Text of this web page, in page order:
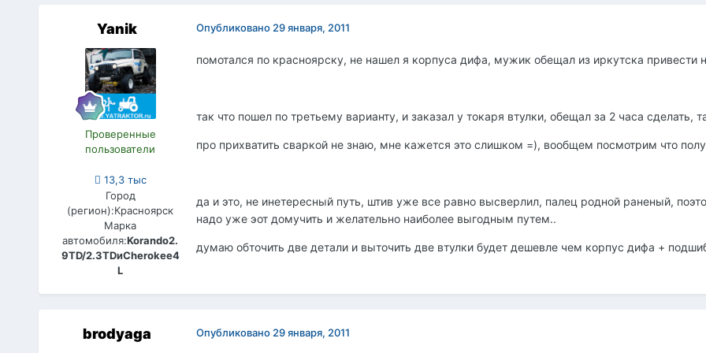
Yanik
Проверенные
пользователи
13,3 тыс
Город
(регион):Красноярск
Марка
автомобиля:Korando2.
9TD/2.3TDиCherokee4
L
Опубликовано 29 января, 2011
помотался по красноярску, не нашел я корпуса дифа, мужик обещал из иркутска привести
так что пошел по третьему варианту, и заказал у токаря втулки, обещал за 2 часа сделать,
про прихватить сваркой не знаю, мне кажется это слишком =), вообщем посмотрим что
да и это, не инетересный путь, штив уже все равно высверлил, палец родной раненый,
надо уже эот домучить и желательно наиболее выгодным путем..
думаю обточить две детали и выточить две втулки будет дешевле чем корпус дифа +
brodyaga Опубликовано 29 января, 2011